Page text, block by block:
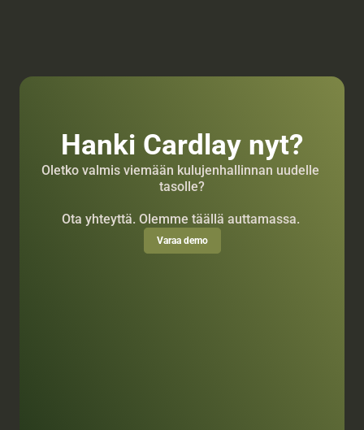
Hanki Cardlay nyt?
Oletko valmis viemään kulujenhallinnan uudelle
tasolle?
Ota yhteyttä. Olemme täällä auttamassa.
Varaa demo